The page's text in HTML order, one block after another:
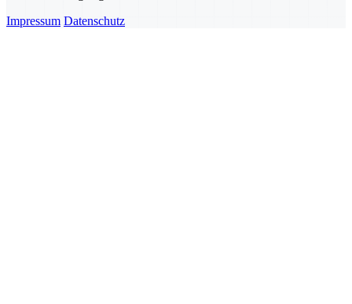
Impressum Datenschutz